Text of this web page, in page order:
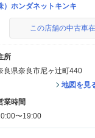
）ホンダネットキンキ
この店舗の中古車
所
良県奈良市尼ヶ辻町440
地図を見
業時間
〜19:00